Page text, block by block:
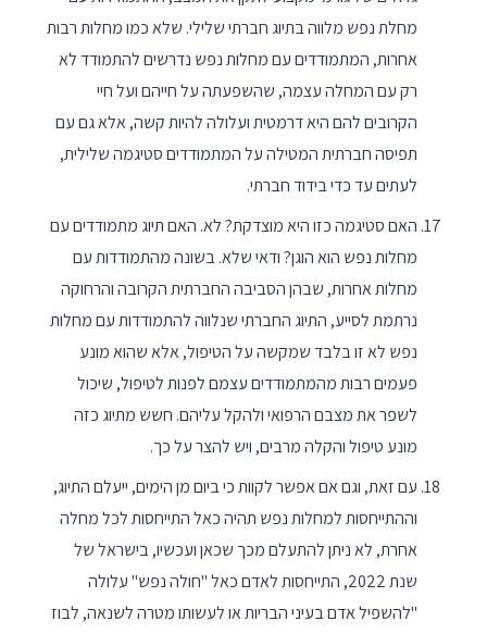
מחלת נפש מלווה בתיוג חברתי שלילי. שלא כמו מחלות רבות
אחרות, המתמודדים עם מחלות נפש נדרשים להתמודד לא
רק עם המחלה עצמה, שהשפעתה על חייהם ועל חיי
הקרובים להם היא דרמטית ועלולה להיות קשה, אלא גם עם
תפיסה חברתית המטילה על המתמודדים סטיגמה שלילית,
לעתים עד כדי בידוד חברתי.
האם סטיגמה כזו היא מוצדקת? לא. האם תיוג מתמודדים עם
מחלות נפש הוא הוגן? ודאי שלא. בשונה מהתמודדות עם
מחלות אחרות, שבהן הסביבה החברתית הקרובה והרחוקה
נרתמת לסייע, התיוג החברתי שנלווה להתמודדות עם מחלות
נפש לא זו בלבד שמקשה על הטיפול, אלא שהוא מונע
פעמים רבות מהמתמודדים עצמם לפנות לטיפול, שיכול
לשפר את מצבם הרפואי ולהקל עליהם. חשש מתיוג כזה
מונע טיפול והקלה מרבים, ויש להצר על כך.
עם זאת, וגם אם אפשר לקוות כי ביום מן הימים, ייעלם התיוג,
וההתייחסות למחלות נפש תהיה כאל התייחסות לכל מחלה
אחרת, לא ניתן להתעלם מכך שכאן ועכשיו, בישראל של
שנת 2022, התייחסות לאדם כאל "חולה נפש" עלולה
"להשפיל אדם בעיני הבריות או לעשותו מטרה לשנאה, לבוז